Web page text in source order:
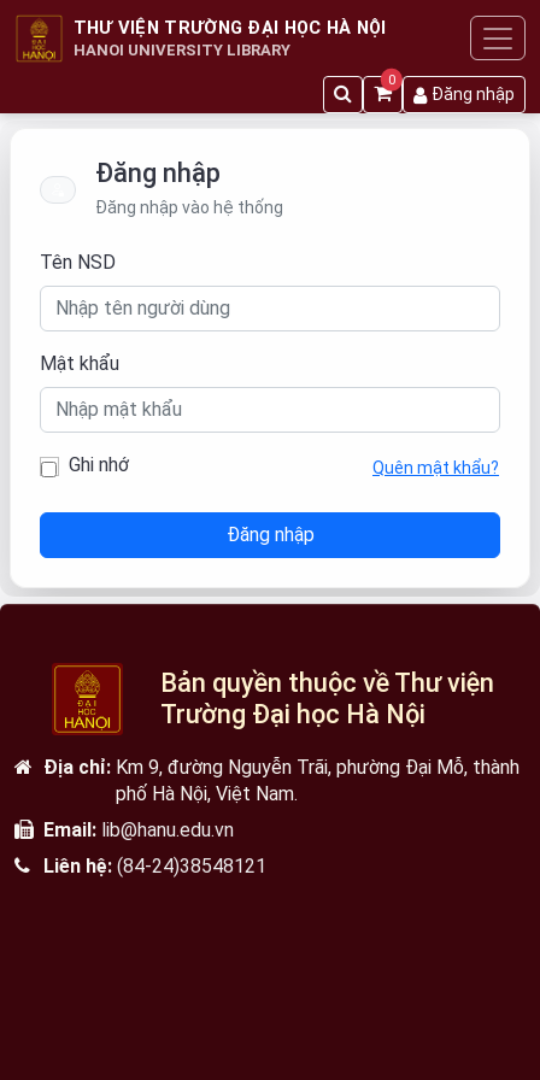
THƯ VIỆN TRƯỜNG ĐẠI HỌC HÀ NỘI
HANOI UNIVERSITY LIBRARY
0
Đăng nhập
Đăng nhập
Đăng nhập vào hệ thống
Tên NSD
Mật khẩu
Ghi nhớ Quên mật khẩu?
Bản quyền thuộc về Thư viện
Trường Đại học Hà Nội
Địa chỉ: Km 9, đường Nguyễn Trãi, phường Đại Mỗ, thành
phố Hà Nội, Việt Nam.
Email: lib@hanu.edu.vn
Liên hệ: (84-24)38548121